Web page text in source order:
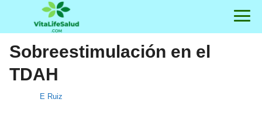
Sobreestimulación en el
TDAH
E Ruiz